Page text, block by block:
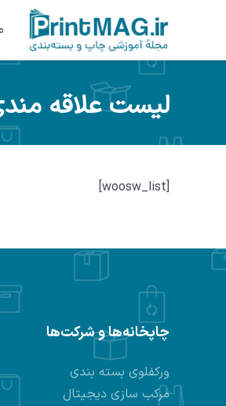
لیست علاقه
[woosw_list]
چاپخانه‌ها و شرکت‌ها
ورکفلوی بسته بندی
مرکب سازی دیجیتال